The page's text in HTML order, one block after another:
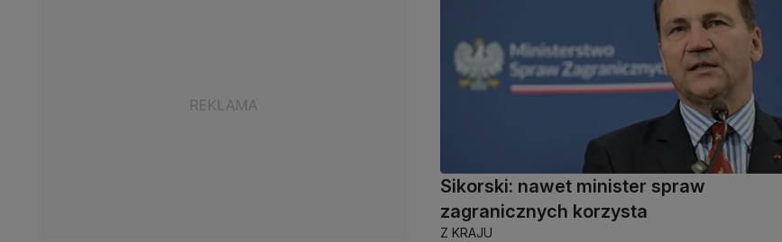
Sikorski: nawet minister spraw
zagranicznych korzysta
Z KRAJU